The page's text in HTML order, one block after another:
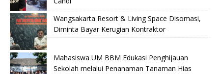
Wangsakarta Resort & Living Space Disomasi,
Diminta Bayar Kerugian Kontraktor
Mahasiswa UM BBM Edukasi Penghijauan
Sekolah melalui Penanaman Tanaman Hias